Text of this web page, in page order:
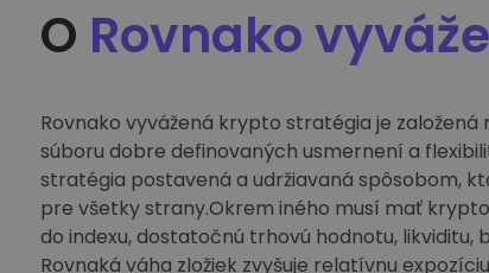
O Rovnako
Rovnako vyvážená krypto stratégia je
súboru dobre definovaných usmernení a
stratégia postavená a udržiavaná spôsobom,
pre všetky strany.Okrem iného musí mať
do indexu, dostatočnú trhovú hodnotu, likviditu,
Rovnaká váha zložiek zvyšuje relatívnu